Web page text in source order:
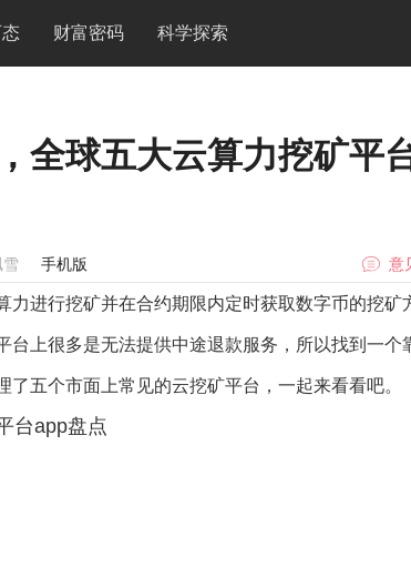
财富密码 科学探索
全球五大云算力挖矿平
手机版 意
进行挖矿并在合约期限内定时获取数字币的挖矿
上很多是无法提供中途退款服务，所以找到一个
五个市面上常见的云挖矿平台，一起来看看吧。